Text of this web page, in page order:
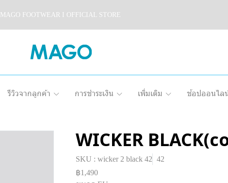
MAGO FOOTWEAR I OFFICIAL STORE
รีวิวจากลูกค้า การชำระเงิน เพิ่มเติม ช้อปออนไล
WICKER
SKU : wicker 2 black 42 42
฿1,490